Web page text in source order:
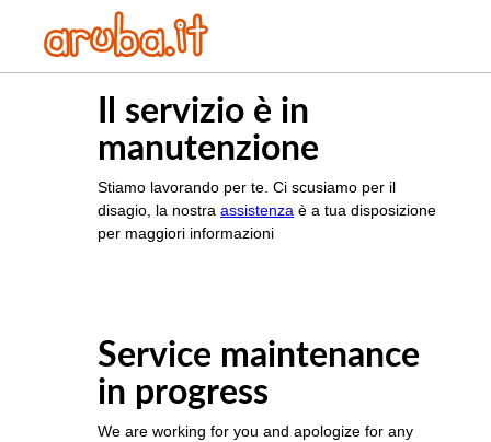
Il servizio è in
manutenzione
Stiamo lavorando per te. Ci scusiamo per il
disagio, la nostra assistenza è a tua disposizione
per maggiori informazioni
Service maintenance
in progress
We are working for you and apologize for any